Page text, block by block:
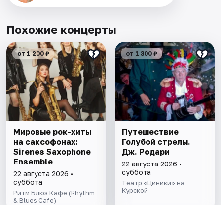
Похожие концерты
от 1 200 ₽
Мировые рок-хиты
на саксофонах:
Sirenes Saxophone
Ensemble
22 августа 2026 •
суббота
Ритм Блюз Кафе (Rhythm
& Blues Cafe)
от 1 300 ₽
Путешествие
Голубой стрелы.
Дж. Родари
22 августа 2026 •
суббота
Театр «Циники» на
Курской